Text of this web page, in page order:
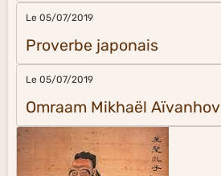
Le 05/07/2019
Proverbe japonais
Le 05/07/2019
Omraam Mikhaël Aïvanhov